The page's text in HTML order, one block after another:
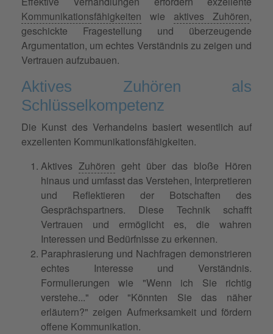
Kommunikationsfähigkeiten wie aktives Zuhören,
geschickte Fragestellung und überzeugende
Argumentation, um echtes Verständnis zu zeigen und
Vertrauen aufzubauen.
Aktives Zuhören als
Schlüsselkompetenz
Die Kunst des Verhandelns basiert wesentlich auf
exzellenten Kommunikationsfähigkeiten.
Aktives Zuhören geht über das bloße Hören
hinaus und umfasst das Verstehen, Interpretieren
und Reflektieren der Botschaften des
Gesprächspartners. Diese Technik schafft
Vertrauen und ermöglicht es, die wahren
Interessen und Bedürfnisse zu erkennen.
Paraphrasierung und Nachfragen demonstrieren
echtes Interesse und Verständnis.
Formulierungen wie "Wenn ich Sie richtig
verstehe..." oder "Könnten Sie das näher
erläutern?" zeigen Aufmerksamkeit und fördern
offene Kommunikation.